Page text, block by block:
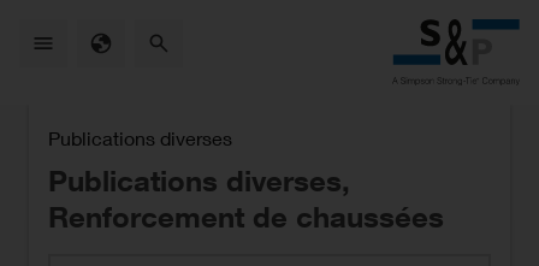
Publications diverses
Publications diverses,
Renforcement de chaussées